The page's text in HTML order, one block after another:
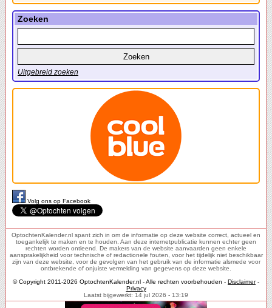
Zoeken
Uitgebreid zoeken
Volg ons op Facebook
OptochtenKalender.nl spant zich in om de informatie op deze website correct, actueel en
toegankelijk te maken en te houden. Aan deze internetpublicatie kunnen echter geen
rechten worden ontleend. De makers van de website aanvaarden geen enkele
aansprakelijkheid voor technische of redactionele fouten, voor het tijdelijk niet beschikbaar
zijn van deze website, voor de gevolgen van het gebruik van de informatie alsmede voor
ontbrekende of onjuiste vermelding van gegevens op deze website.
© Copyright 2011-2026 OptochtenKalender.nl - Alle rechten voorbehouden - Disclaimer-
Privacy
Laatst bijgewerkt: 14 jul 2026 - 13:19